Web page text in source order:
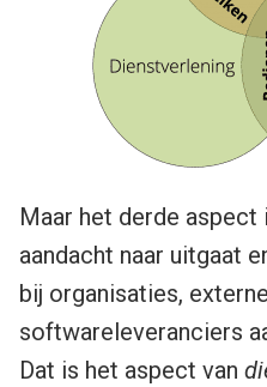
Maar het derde
aandacht naar uitgaat
bij organisaties,
softwareleveranciers
Dat is het aspect van